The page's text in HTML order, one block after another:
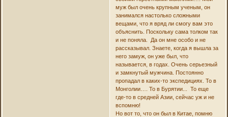
муж был очень крупным ученым, он
занимался настолько сложными
вещами, что я вряд ли смогу вам это
объяснить. Поскольку сама толком так
и не поняла. Да он мне особо и не
рассказывал. Знаете, когда я вышла за
него замуж, он уже был, что
называется, в годах. Очень серьезный
и замкнутый мужчина. Постоянно
пропадал в каких-то экспедициях. То в
Монголии…. То в Бурятии... То еще
где-то в средней Азии, сейчас уж и не
вспомню!
Но вот то, что он был в Китае, помню